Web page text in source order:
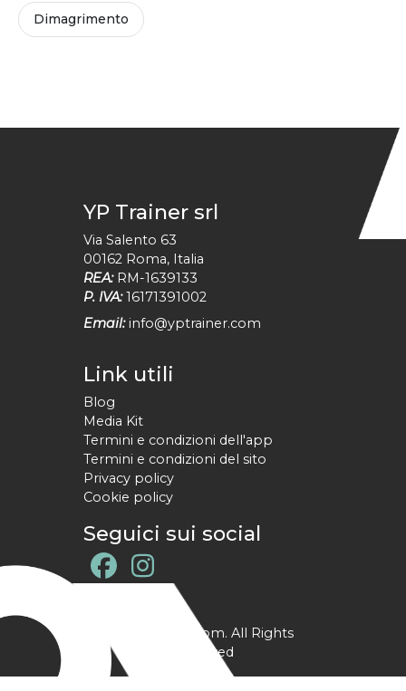
Dimagrimento
YP Trainer srl
Via Salento 63
00162 Roma, Italia
REA: RM-1639133
P. IVA: 16171391002
Email: info@yptrainer.com
Link utili
Blog
Media Kit
Termini e condizioni dell'app
Termini e condizioni del sito
Privacy policy
Cookie policy
Seguici sui social
@ YPtrainer.com. All Rights
Reserved